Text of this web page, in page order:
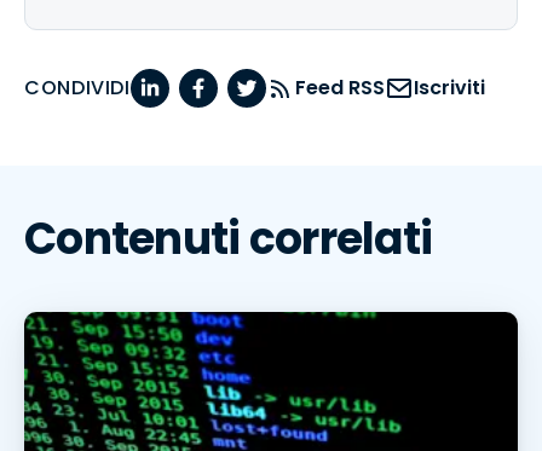
CONDIVIDI Feed RSS Iscriviti
Contenuti correlati